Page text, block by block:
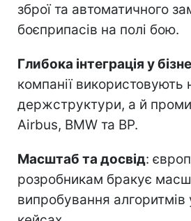
зброї та автоматичного
боєприпасів на полі бою.
Глибока інтеграція у
компанії використовують
держструктури, а й
Airbus, BMW та BP.
Масштаб та досвід:
розробникам бракує
випробування алгоритмів